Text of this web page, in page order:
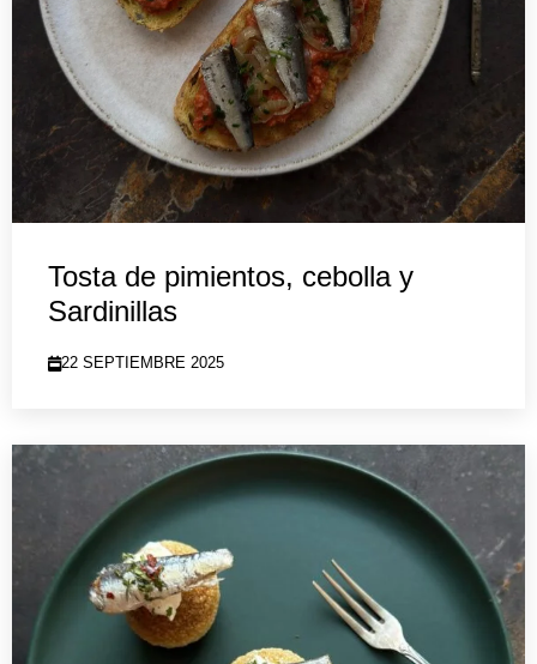
Tosta de pimientos, cebolla y
Sardinillas
22 SEPTIEMBRE 2025